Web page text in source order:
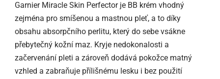
Garnier Miracle Skin Perfector je BB krém vhodný
zejména pro smíšenou a mastnou pleť, a to díky
obsahu absorpčního perlitu, který do sebe vsákne
přebytečný kožní maz. Kryje nedokonalosti a
začervenání pleti a zároveň dodává pokožce matný
vzhled a zabraňuje přílišnému lesku i bez použití